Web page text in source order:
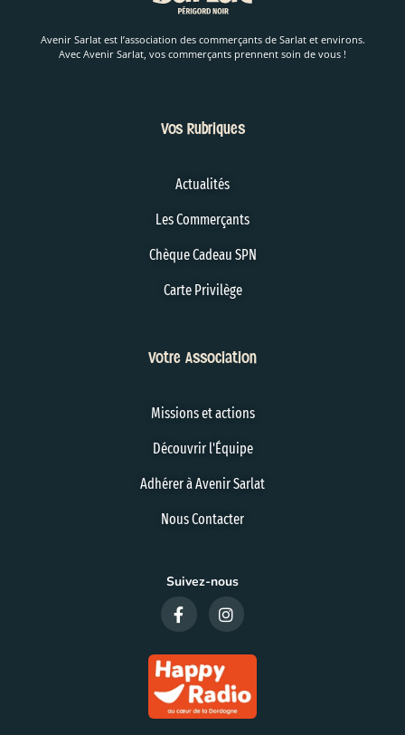
Avenir Sarlat est l’association des commerçants de Sarlat et environs.
Avec Avenir Sarlat, vos commerçants prennent soin de vous !
Vos Rubriques
Actualités
Les Commerçants
Chèque Cadeau SPN
Carte Privilège
Votre Association
Missions et actions
Découvrir l'Équipe
Adhérer à Avenir Sarlat
Nous Contacter
Suivez-nous